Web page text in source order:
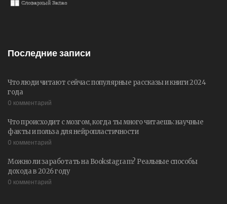
Последние записи
Что люди читают сейчас: популярные рассказы и книги 2024
года
0 комментарий
Что происходит с мозгом, когда ты много читаешь: научные
факты и польза для нейропластичности
0 комментарий
Можно ли заработать на Bookstagram? Реальные способы
дохода в 2026 году
0 комментарий